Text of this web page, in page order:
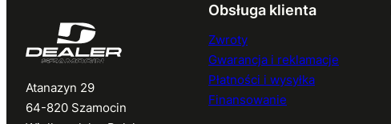
Atanazyn 29
64-820 Szamocin
Obsługa klienta
Zwroty
Gwarancja i reklamacje
Płatności i wysyłka
Finansowanie